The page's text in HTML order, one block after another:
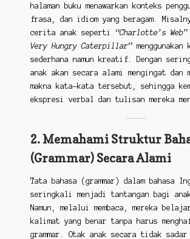
halaman buku menawarkan konteks
frasa, dan idiom yang beragam.
cerita anak seperti “Charlotte’s Web”
Very Hungry Caterpillar”menggunakan
sederhana namun kreatif. Dengan sering
anak akan secara alami mengingat dan
makna kata-kata tersebut, sehingga
ekspresi verbal dan tulisan mereka
2. Memahami Struktur
(Grammar) Secara Alami
Tata bahasa (grammar) dalam bahasa
seringkali menjadi tantangan bagi
Namun, melalui membaca, mereka
kalimat yang benar tanpa harus
grammar. Otak anak secara tidak sadar